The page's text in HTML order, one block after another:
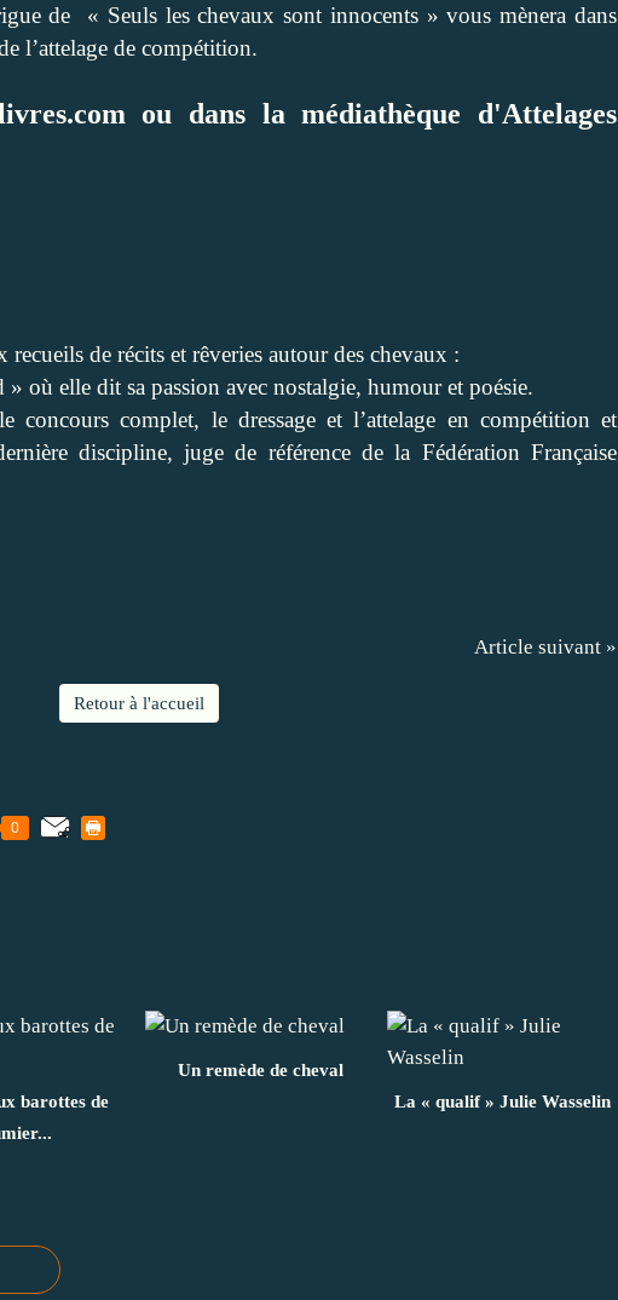
de « Seuls les chevaux sont innocents » vous mènera dans
l’attelage de compétition.
ou dans la médiathèque d'Attelages
recueils de récits et rêveries autour des chevaux :
où elle dit sa passion avec nostalgie, humour et poésie.
concours complet, le dressage et l’attelage en compétition et
discipline, juge de référence de la Fédération Française
Article suivant »
Retour à l'accueil
0
barottes de
Un remède de cheval
La « qualif » Julie Wasselin